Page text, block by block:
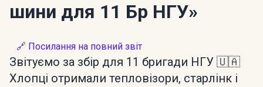
шини для 11 Бр НГУ»
🔗 Посилання на повний звіт
Звітуємо за збір для 11 бригади НГУ 🇺🇦
Хлопці отримали тепловізори, старлінк і